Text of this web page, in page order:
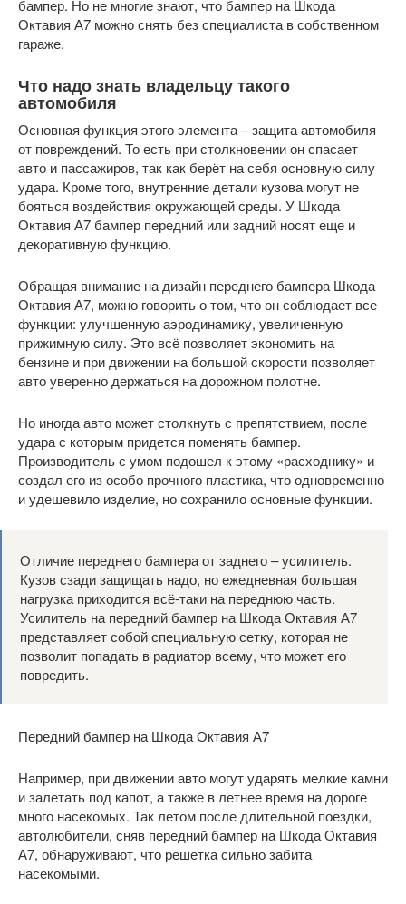
бампер. Но не многие знают, что бампер на Шкода
Октавия А7 можно снять без специалиста в собственном
гараже.
Что надо знать владельцу такого
автомобиля
Основная функция этого элемента – защита автомобиля
от повреждений. То есть при столкновении он спасает
авто и пассажиров, так как берёт на себя основную силу
удара. Кроме того, внутренние детали кузова могут не
бояться воздействия окружающей среды. У Шкода
Октавия А7 бампер передний или задний носят еще и
декоративную функцию.
Обращая внимание на дизайн переднего бампера Шкода
Октавия А7, можно говорить о том, что он соблюдает все
функции: улучшенную аэродинамику, увеличенную
прижимную силу. Это всё позволяет экономить на
бензине и при движении на большой скорости позволяет
авто уверенно держаться на дорожном полотне.
Но иногда авто может столкнуть с препятствием, после
удара с которым придется поменять бампер.
Производитель с умом подошел к этому «расходнику» и
создал его из особо прочного пластика, что одновременно
и удешевило изделие, но сохранило основные функции.
Отличие переднего бампера от заднего – усилитель.
Кузов сзади защищать надо, но ежедневная большая
нагрузка приходится всё-таки на переднюю часть.
Усилитель на передний бампер на Шкода Октавия А7
представляет собой специальную сетку, которая не
позволит попадать в радиатор всему, что может его
повредить.
Передний бампер на Шкода Октавия А7
Например, при движении авто могут ударять мелкие камни
и залетать под капот, а также в летнее время на дороге
много насекомых. Так летом после длительной поездки,
автолюбители, сняв передний бампер на Шкода Октавия
А7, обнаруживают, что решетка сильно забита
насекомыми.